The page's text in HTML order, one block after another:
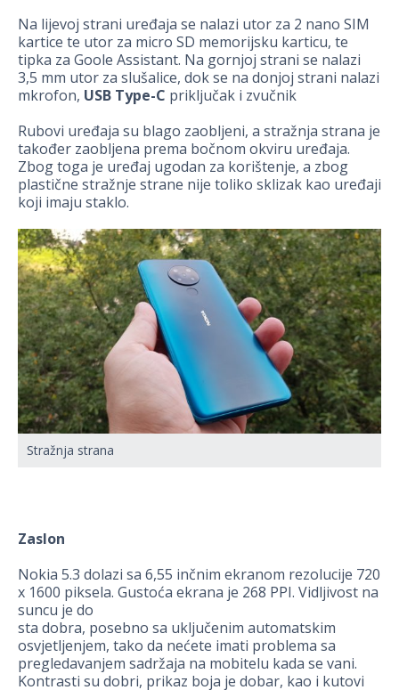
Na lijevoj strani uređaja se nalazi utor za 2 nano SIM
kartice te utor za micro SD memorijsku karticu, te
tipka za Goole Assistant. Na gornjoj strani se nalazi
3,5 mm utor za slušalice, dok se na donjoj strani nalazi
mkrofon, USB Type-C priključak i zvučnik
Rubovi uređaja su blago zaobljeni, a stražnja strana je
također zaobljena prema bočnom okviru uređaja.
Zbog toga je uređaj ugodan za korištenje, a zbog
plastične stražnje strane nije toliko sklizak kao uređaji
koji imaju staklo.
Stražnja strana
Zaslon
Nokia 5.3 dolazi sa 6,55 inčnim ekranom rezolucije 720
x 1600 piksela. Gustoća ekrana je 268 PPI. Vidljivost na
suncu je do
sta dobra, posebno sa uključenim automatskim
osvjetljenjem, tako da nećete imati problema sa
pregledavanjem sadržaja na mobitelu kada se vani.
Kontrasti su dobri, prikaz boja je dobar, kao i kutovi